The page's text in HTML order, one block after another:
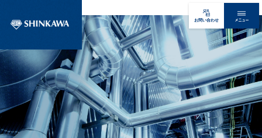
お問い合わせ メニュー